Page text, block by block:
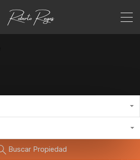
Buscar Propiedad